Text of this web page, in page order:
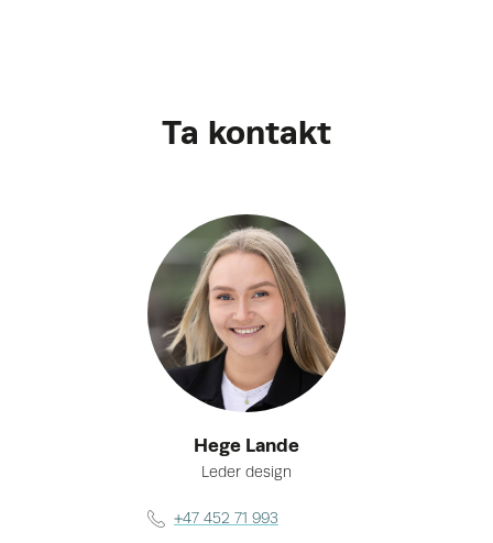
Ta kontakt
Hege Lande
Leder design
+47 452 71 993